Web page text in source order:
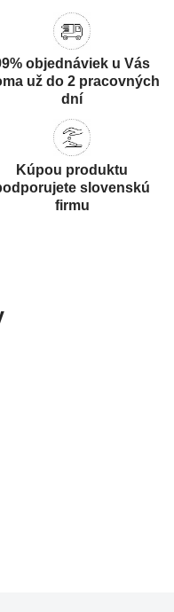
objednáviek u Vás
už do 2 pracovných
dní
Kúpou produktu
slovenskú
firmu